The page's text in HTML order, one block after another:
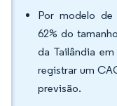
Por modelo de
62% do
da Tailândia
registrar um
previsão.